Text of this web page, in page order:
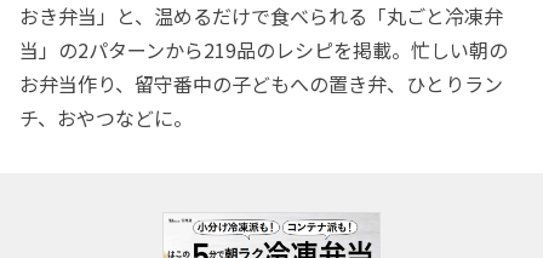
おき弁当」と、温めるだけで食べられる「丸ごと冷凍弁
当」の2パターンから219品のレシピを掲載。忙しい朝の
お弁当作り、留守番中の子どもへの置き弁、ひとりラン
チ、おやつなどに。